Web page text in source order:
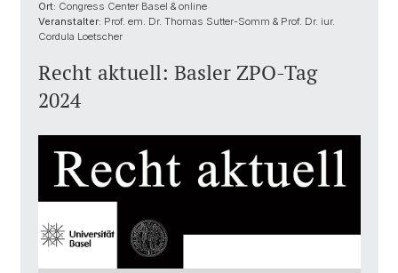
Ort: Congress Center Basel & online
Veranstalter: Prof. em. Dr. Thomas Sutter-Somm & Prof. Dr. iur.
Cordula Loetscher
Recht aktuell: Basler ZPO-Tag
2024